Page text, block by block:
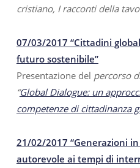
cristiano, I racconti della
07/03/2017 “Cittadini
futuro sostenibile”
Presentazione del percorso
“Global Dialogue: un
competenze di cittadinanza
21/02/2017 “Generazioni
autorevole ai tempi di